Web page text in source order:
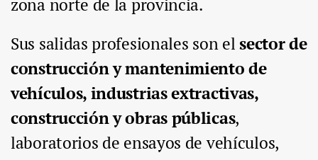
zona norte de la provincia.
Sus salidas profesionales son elsector de
construcción y mantenimiento de
vehículos, industrias extractivas,
construcción y obras públicas,
laboratorios de ensayos de vehículos,